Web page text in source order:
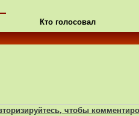
Кто голосовал
чтобы